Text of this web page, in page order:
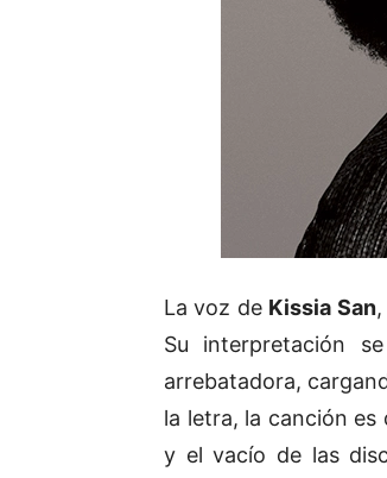
La voz de Kissia San,
Su interpretación
arrebatadora,
la letra, la canción
y el vacío de las